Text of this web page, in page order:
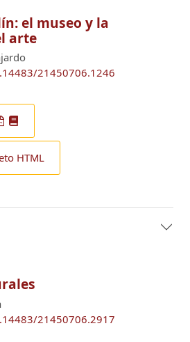
el museo y la
arte
21450706.1246
HTML
21450706.2917